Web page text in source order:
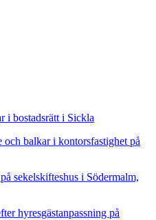
i bostadsrätt i Sickla
och balkar i kontorsfastighet på
sekelskifteshus i Södermalm,
hyresgästanpassning på